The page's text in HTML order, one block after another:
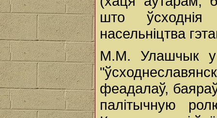
што
насельніцтва
М.М. Улашчык у
феадалаў,
палітычную